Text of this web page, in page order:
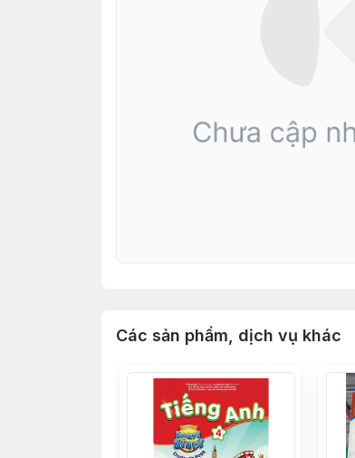
Các sản phẩm, dịch vụ khác